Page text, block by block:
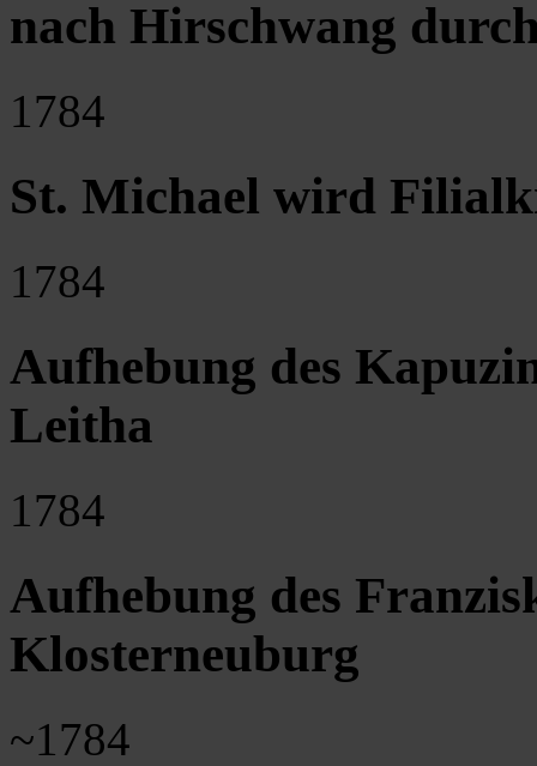
nach Hirschwang
1784
St. Michael wird
1784
Aufhebung des
Leitha
1784
Aufhebung des
Klosterneuburg
~1784